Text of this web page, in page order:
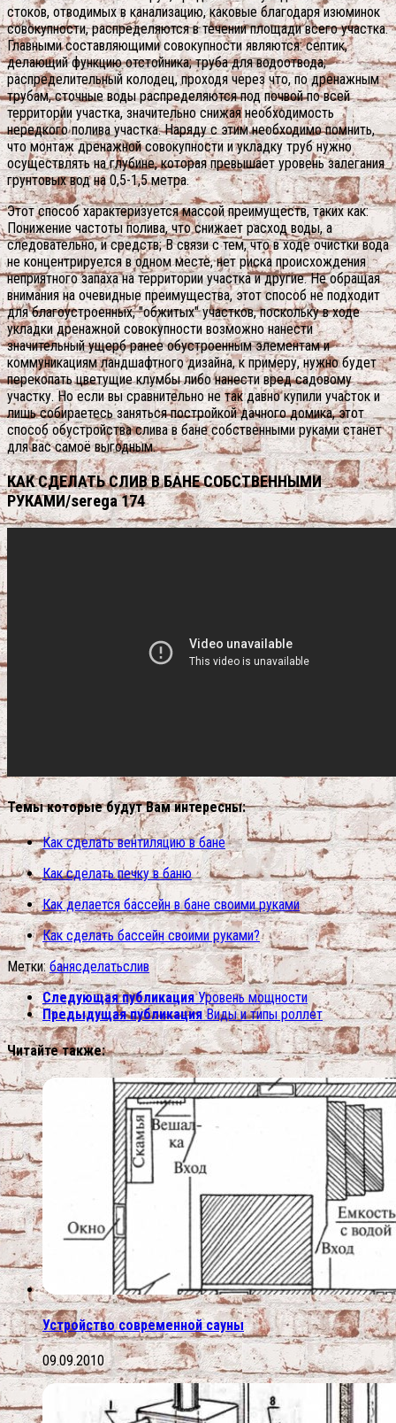
стоков, отводимых в канализацию, каковые благодаря изюминок
совокупности, распределяются в течении площади всего участка.
Главными составляющими совокупности являются: септик,
делающий функцию отстойника; труба для водоотвода;
распределительный колодец, проходя через что, по дренажным
трубам, сточные воды распределяются под почвой по всей
территории участка, значительно снижая необходимость
нередкого полива участка. Наряду с этим необходимо помнить,
что монтаж дренажной совокупности и укладку труб нужно
осуществлять на глубине, которая превышает уровень залегания
грунтовых вод на 0,5-1,5 метра.
Этот способ характеризуется массой преимуществ, таких как:
Понижение частоты полива, что снижает расход воды, а
следовательно, и средств; В связи с тем, что в ходе очистки вода
не концентрируется в одном месте, нет риска происхождения
неприятного запаха на территории участка и другие. Не обращая
внимания на очевидные преимущества, этот способ не подходит
для благоустроенных, "обжитых" участков, поскольку в ходе
укладки дренажной совокупности возможно нанести
значительный ущерб ранее обустроенным элементам и
коммуникациям ландшафтного дизайна, к примеру, нужно будет
перекопать цветущие клумбы либо нанести вред садовому
участку. Но если вы сравнительно не так давно купили участок и
лишь собираетесь заняться постройкой дачного домика, этот
способ обустройства слива в бане собственными руками станет
для вас самоё выгодным.
КАК СДЕЛАТЬ СЛИВ В БАНЕ СОБСТВЕННЫМИ
РУКАМИ/serega 174
Темы которые будут Вам интересны:
Как сделать вентиляцию в бане
Как сделать печку в баню
Как делается бассейн в бане своими руками
Как сделать бассейн своими руками?
Метки: банясделатьслив
Следующая публикация Уровень мощности
Предыдущая публикация Виды и типы роллет
Читайте также:
Устройство современной сауны
09.09.2010